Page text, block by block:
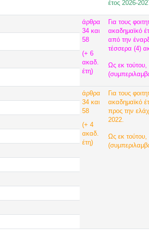
έτος 2026-
άρθρα
34 και
58
(+ 6
ακαδ.
έτη)
Για τους
ακαδημαϊκό
από την
τέσσερα (4)
Ως εκ τούτου,
άρθρα
34 και
58
(+ 4
ακαδ.
έτη)
Για τους
ακαδημαϊκό
προς την
2022.
Ως εκ τούτου,